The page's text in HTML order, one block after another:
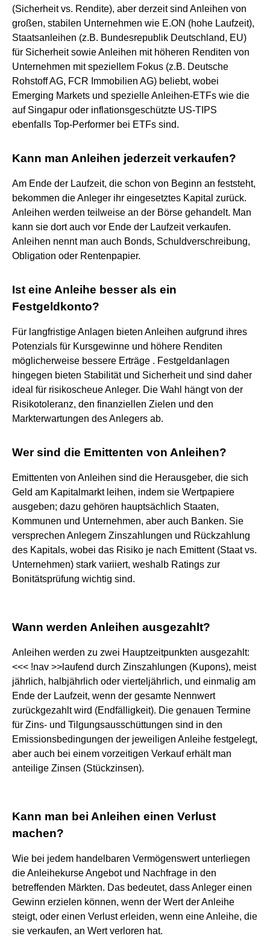
(Sicherheit vs. Rendite), aber derzeit sind Anleihen von
großen, stabilen Unternehmen wie E.ON (hohe Laufzeit),
Staatsanleihen (z.B. Bundesrepublik Deutschland, EU)
für Sicherheit sowie Anleihen mit höheren Renditen von
Unternehmen mit speziellem Fokus (z.B. Deutsche
Rohstoff AG, FCR Immobilien AG) beliebt, wobei
Emerging Markets und spezielle Anleihen-ETFs wie die
auf Singapur oder inflationsgeschützte US-TIPS
ebenfalls Top-Performer bei ETFs sind.
Kann man Anleihen jederzeit verkaufen?
Am Ende der Laufzeit, die schon von Beginn an feststeht,
bekommen die Anleger ihr eingesetztes Kapital zurück.
Anleihen werden teilweise an der Börse gehandelt. Man
kann sie dort auch vor Ende der Laufzeit verkaufen.
Anleihen nennt man auch Bonds, Schuldverschreibung,
Obligation oder Rentenpapier.
Ist eine Anleihe besser als ein
Festgeldkonto?
Für langfristige Anlagen bieten Anleihen aufgrund ihres
Potenzials für Kursgewinne und höhere Renditen
möglicherweise bessere Erträge . Festgeldanlagen
hingegen bieten Stabilität und Sicherheit und sind daher
ideal für risikoscheue Anleger. Die Wahl hängt von der
Risikotoleranz, den finanziellen Zielen und den
Markterwartungen des Anlegers ab.
Wer sind die Emittenten von Anleihen?
Emittenten von Anleihen sind die Herausgeber, die sich
Geld am Kapitalmarkt leihen, indem sie Wertpapiere
ausgeben; dazu gehören hauptsächlich Staaten,
Kommunen und Unternehmen, aber auch Banken. Sie
versprechen Anlegern Zinszahlungen und Rückzahlung
des Kapitals, wobei das Risiko je nach Emittent (Staat vs.
Unternehmen) stark variiert, weshalb Ratings zur
Bonitätsprüfung wichtig sind.
Wann werden Anleihen ausgezahlt?
Anleihen werden zu zwei Hauptzeitpunkten ausgezahlt:
<<< !nav >>laufend durch Zinszahlungen (Kupons), meist
jährlich, halbjährlich oder vierteljährlich, und einmalig am
Ende der Laufzeit, wenn der gesamte Nennwert
zurückgezahlt wird (Endfälligkeit). Die genauen Termine
für Zins- und Tilgungsausschüttungen sind in den
Emissionsbedingungen der jeweiligen Anleihe festgelegt,
aber auch bei einem vorzeitigen Verkauf erhält man
anteilige Zinsen (Stückzinsen).
Kann man bei Anleihen einen Verlust
machen?
Wie bei jedem handelbaren Vermögenswert unterliegen
die Anleihekurse Angebot und Nachfrage in den
betreffenden Märkten. Das bedeutet, dass Anleger einen
Gewinn erzielen können, wenn der Wert der Anleihe
steigt, oder einen Verlust erleiden, wenn eine Anleihe, die
sie verkaufen, an Wert verloren hat.